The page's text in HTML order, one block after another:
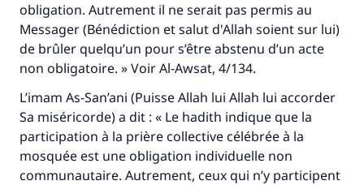
obligation. Autrement il ne serait pas permis au
Messager (Bénédiction et salut d'Allah soient sur lui)
de brûler quelqu’un pour s’être abstenu d’un acte
non obligatoire. » VoirAl-Awsat, 4/134.
L’imam As-San’ani (Puisse Allah lui Allah lui accorder
Sa miséricorde) a dit : « Le hadith indique que la
participation à la prière collective célébrée à la
mosquée est une obligation individuelle non
communautaire. Autrement, ceux qui n’y participent